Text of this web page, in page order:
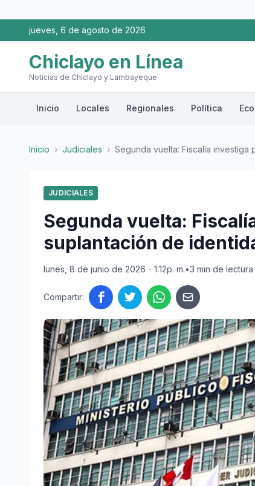
jueves, 6 de agosto de 2026
Chiclayo en Línea
Noticias de Chiclayo y Lambayeque
Inicio Locales Regionales Política
Inicio › Judiciales › Segunda vuelta: Fiscalía investiga
JUDICIALES
Segunda vuelta:
suplantación de
lunes, 8 de junio de 2026 - 1:12p. m.•3 min de lectura
Compartir: